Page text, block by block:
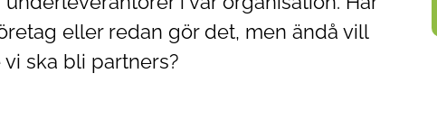
eller redan gör det, men ändå vill
ska bli partners?